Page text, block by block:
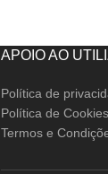
APOIO AO
Política de
Política de Cookies
Termos e